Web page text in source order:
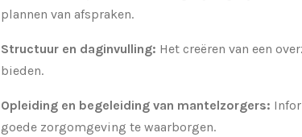
plannen van afspraken.
Structuur en daginvulling: Het creëren van een
bieden.
Opleiding en begeleiding van mantelzorgers:
goede zorgomgeving te waarborgen.